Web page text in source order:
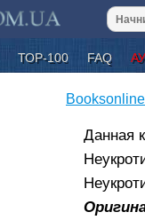
ТОР-100 FAQ
Данная